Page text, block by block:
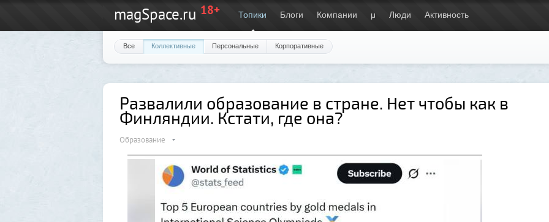
magSpace.ru 18+ Топики Блоги Компании μ Люди Активность
Все Коллективные Персональные Корпоративные
Развалили образование в стране. Нет чтобы как в
Финляндии. Кстати, где она?
Образование